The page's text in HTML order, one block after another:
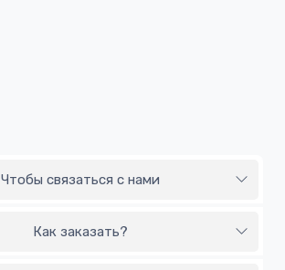
Чтобы связаться с нами
Как заказать?